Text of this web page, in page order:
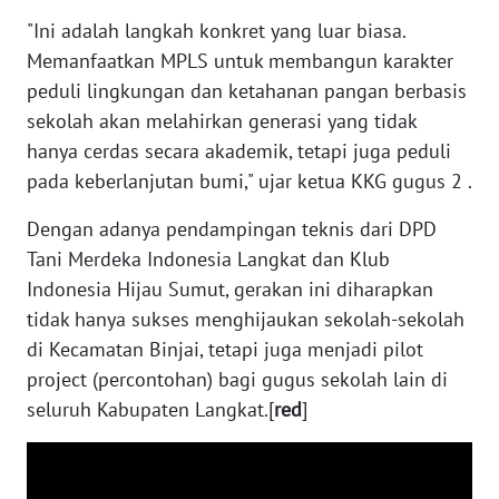
​"Ini adalah langkah konkret yang luar biasa.
Memanfaatkan MPLS untuk membangun karakter
peduli lingkungan dan ketahanan pangan berbasis
sekolah akan melahirkan generasi yang tidak
hanya cerdas secara akademik, tetapi juga peduli
pada keberlanjutan bumi," ujar ketua KKG gugus 2 .
​Dengan adanya pendampingan teknis dari DPD
Tani Merdeka Indonesia Langkat dan Klub
Indonesia Hijau Sumut, gerakan ini diharapkan
tidak hanya sukses menghijaukan sekolah-sekolah
di Kecamatan Binjai, tetapi juga menjadi pilot
project (percontohan) bagi gugus sekolah lain di
seluruh Kabupaten Langkat.[red]
WN
KALTARA
WN
KALSEL
KALTIM
WN
SULSEL
WN
GORONTALO